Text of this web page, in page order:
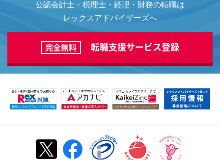
公認会計士・税理士・経理・財務の転職は
レックスアドバイザーズへ
完全無料 転職支援サービス登録